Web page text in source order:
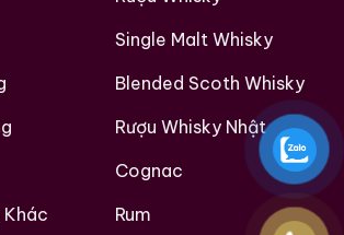
Khác
Single Malt Whisky
Blended Scoth Whisky
Rượu Whisky Nhật
Cognac
Rum